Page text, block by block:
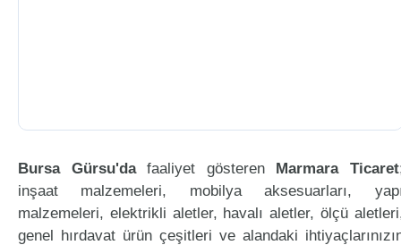
Bursa Gürsu'dafaaliyet gösteren Marmara Ticaret
inşaat malzemeleri, mobilya aksesuarları,
malzemeleri, elektrikli aletler, havalı aletler, ölçü
genel hırdavat ürün çeşitleri ve alandaki